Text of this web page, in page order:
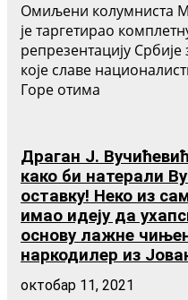
Омиљени колумниста
је таргетирао
репрезентацију
које славе
Горе отима
Драган Ј.
како би натерали
оставку! Неко из
имао идеју да
основу лажне
наркодилер из
октобар 11, 2021